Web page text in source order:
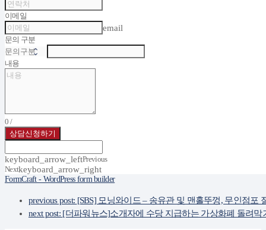
이메일
email
문의 구분
내용
0 /
상담신청하기
keyboard_arrow_leftPrevious
Nextkeyboard_arrow_right
FormCraft - WordPress form builder
previous post: [SBS] 모닝와이드 – 송유관 및 맨홀뚜껑, 무인점포
next post: [더파워뉴스]소개자에 수당 지급하는 가상화폐 돌려막